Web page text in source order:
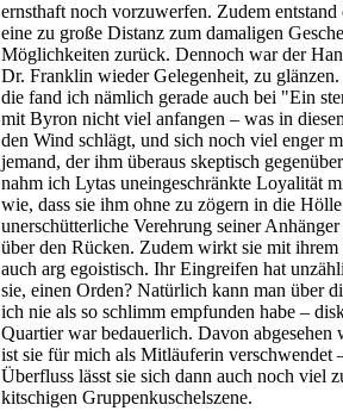
ernsthaft noch vorzuwerfen. Zudem
eine zu große Distanz zum damaligen
Möglichkeiten zurück. Dennoch war der
Dr. Franklin wieder Gelegenheit, zu
die fand ich nämlich gerade auch bei "Ein
mit Byron nicht viel anfangen – was in
den Wind schlägt, und sich noch viel enger
jemand, der ihm überaus skeptisch
nahm ich Lytas uneingeschränkte Loyalität
wie, dass sie ihm ohne zu zögern in die
unerschütterliche Verehrung seiner
über den Rücken. Zudem wirkt sie mit
auch arg egoistisch. Ihr Eingreifen hat
sie, einen Orden? Natürlich kann man über
ich nie als so schlimm empfunden habe –
Quartier war bedauerlich. Davon
ist sie für mich als Mitläuferin verschwendet
Überfluss lässt sie sich dann auch noch viel
kitschigen Gruppenkuschelszene.